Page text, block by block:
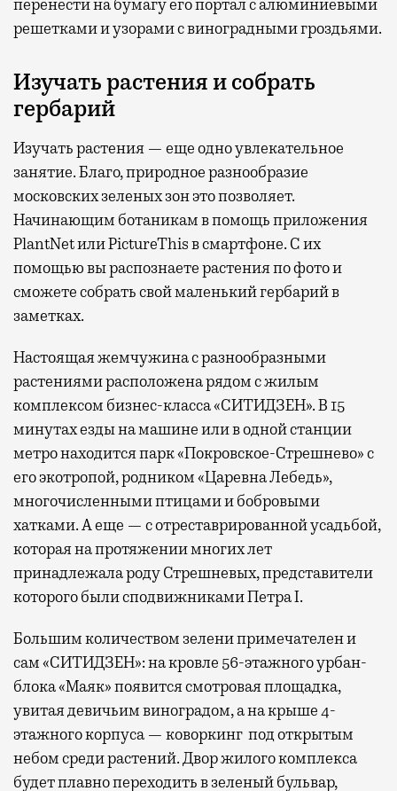
перенести на бумагу его портал с алюминиевыми
решетками и узорами с виноградными гроздьями.
Изучать растения и собрать
гербарий
Изучать растения — еще одно увлекательное
занятие. Благо, природное разнообразие
московских зеленых зон это позволяет.
Начинающим ботаникам в помощь приложения
PlantNet или PictureThis в смартфоне. С их
помощью вы распознаете растения по фото и
сможете собрать свой маленький гербарий в
заметках.
Настоящая жемчужина с разнообразными
растениями расположена рядом с жилым
комплексом бизнес-класса «СИТИДЗЕН». В 15
минутах езды на машине или в одной станции
метро находится парк «Покровское-Стрешнево» с
его экотропой, родником «Царевна Лебедь»,
многочисленными птицами и бобровыми
хатками. А еще — с отреставрированной усадьбой,
которая на протяжении многих лет
принадлежала роду Стрешневых, представители
которого были сподвижниками Петра I.
Большим количеством зелени примечателен и
сам «СИТИДЗЕН»: на кровле 56-этажного урбан-
блока «Маяк» появится смотровая площадка,
увитая девичьим виноградом, а на крыше 4-
этажного корпуса — коворкинг под открытым
небом среди растений. Двор жилого комплекса
будет плавно переходить в зеленый бульвар,